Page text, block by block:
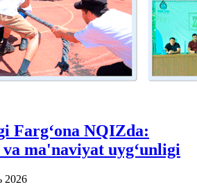
Farg‘ona NQIZda:
ma'naviyat uyg‘unligi
2026